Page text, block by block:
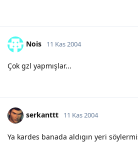
Nois 11 Kas 2004
Çok gzl yapmışlar...
serkanttt 11 Kas 2004
Ya kardes banada aldıgın yeri